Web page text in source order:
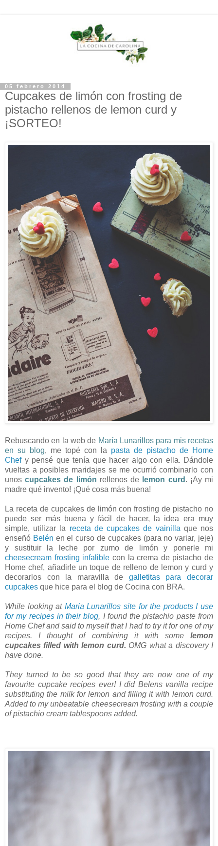
05 febrero 2014
Cupcakes de limón con frosting de
pistacho rellenos de lemon curd y
¡SORTEO!
Rebuscando en la web de María Lunarillos para mis recetas
en su blog, me topé con la pasta de pistacho de Home
Chefy pensé que tenía que hacer algo con ella. Dándole
vueltas a posibles maridajes se me ocurrió combinarlo con
unoscupcakes de limón rellenos de lemon curd . ¡Ay mi
madre qué invento! ¡Qué cosa más buena!
La receta de cupcakes de limón con frosting de pistacho no
puede ser más buena y fácil de hacer, la idea era muy
simple, utilizar la receta de cupcakes de vainilla que nos
enseñó Belén en el curso de cupcakes (para no variar, jeje)
y sustituir la leche por zumo de limón y ponerle mi
cheesecream frosting infalible con la crema de pistacho de
Home chef, añadirle un toque de relleno de lemon y curd y
decorarlos con la maravilla de galletitas para decorar
cupcakes que hice para el blog de Cocina con BRA.
While looking at Maria Lunarillos site for the products I use
for my recipes in their blog, I found the pistachio paste from
Home Chef and said to myself that I had to try it for one of my
recipes. I thought of combining it with some lemon
cupcakes filled with lemon curd. OMG what a discovery I
have done.
They turned to be so good that they are now one of my
favourite cupcake recipes ever! I did Belens vanilla recipe
substituting the milk for lemon and filling it with lemon curd.
Added to my unbeatable cheesecream frosting with a couple
of pistachio cream tablespoons added.